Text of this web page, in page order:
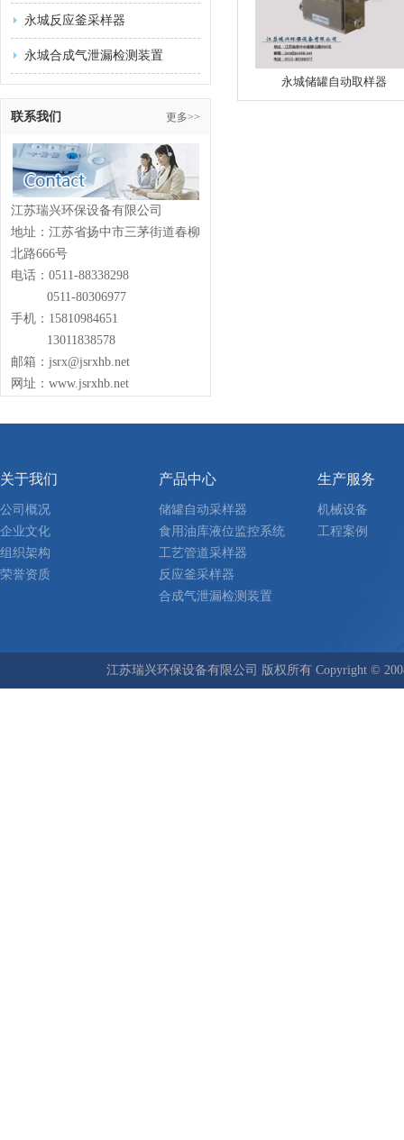
永城反应釜采样器
永城合成气泄漏检测装置
联系我们 更多>>
江苏瑞兴环保设备有限公司
地址：江苏省扬中市三茅街道春柳
北路666号
电话：0511-88338298
0511-80306977
手机：15810984651
13011838578
邮箱：jsrx@jsrxhb.net
网址：www.jsrxhb.net
永城储罐自动取样器
关于我们
公司概况
企业文化
组织架构
荣誉资质
产品中心
储罐自动采样器
食用油库液位监控系统
工艺管道采样器
反应釜采样器
合成气泄漏检测装置
生产服务
机械设备
工程案例
江苏瑞兴环保设备有限公司 版权所有 Copyright ©